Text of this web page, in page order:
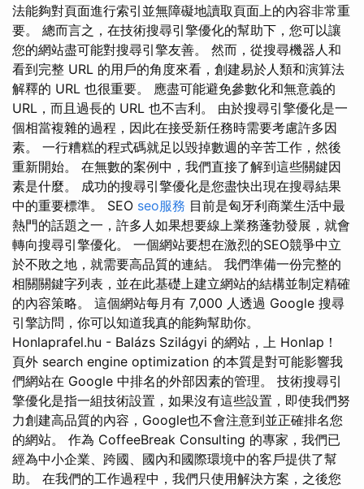
法能夠對頁面進行索引並無障礙地讀取頁面上的內容非常重
要。 總而言之，在技術搜尋引擎優化的幫助下，您可以讓
您的網站盡可能對搜尋引擎友善。 然而，從搜尋機器人和
看到完整 URL 的用戶的角度來看，創建易於人類和演算法
解釋的 URL 也很重要。 應盡可能避免參數化和無意義的
URL，而且過長的 URL 也不吉利。 由於搜尋引擎優化是一
個相當複雜的過程，因此在接受新任務時需要考慮許多因
素。 一行糟糕的程式碼就足以毀掉數週的辛苦工作，然後
重新開始。 在無數的案例中，我們直接了解到這些關鍵因
素是什麼。 成功的搜尋引擎優化是您盡快出現在搜尋結果
中的重要標準。 SEO seo服務 目前是匈牙利商業生活中最
熱門的話題之一，許多人如果想要線上業務蓬勃發展，就會
轉向搜尋引擎優化。 一個網站要想在激烈的SEO競爭中立
於不敗之地，就需要高品質的連結。 我們準備一份完整的
相關關鍵字列表，並在此基礎上建立網站的結構並制定精確
的內容策略。 這個網站每月有 7,000 人透過 Google 搜尋
引擎訪問，你可以知道我真的能夠幫助你。
Honlaprafel.hu - Balázs Szilágyi 的網站，上 Honlap！
頁外 search engine optimization 的本質是對可能影響我
們網站在 Google 中排名的外部因素的管理。 技術搜尋引
擎優化是指一組技術設置，如果沒有這些設置，即使我們努
力創建高品質的內容，Google也不會注意到並正確排名您
的網站。 作為 CoffeeBreak Consulting 的專家，我們已
經為中小企業、跨國、國內和國際環境中的客戶提供了幫
助。 在我們的工作過程中，我們只使用解決方案，之後您